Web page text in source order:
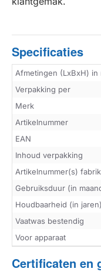
Specificaties
Afmetingen (LxBxH) in
Verpakking per
Merk
Artikelnummer
EAN
Inhoud verpakking
Artikelnummer(s)
Gebruiksduur (in
Houdbaarheid (in jaren)
Vaatwas bestendig
Voor apparaat
Certificaten en